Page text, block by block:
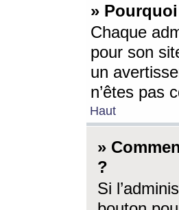
»
Chaque
pour son
un
n’êtes pas
Haut
»
?
Si